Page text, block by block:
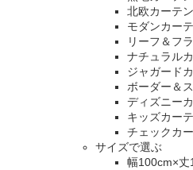
北欧カーテン
モダンカー
リーフ＆フ
ナチュラル
ジャガード
ボーダー＆
ディズニー
キッズカー
チェックカ
サイズで選ぶ
幅100cm×丈